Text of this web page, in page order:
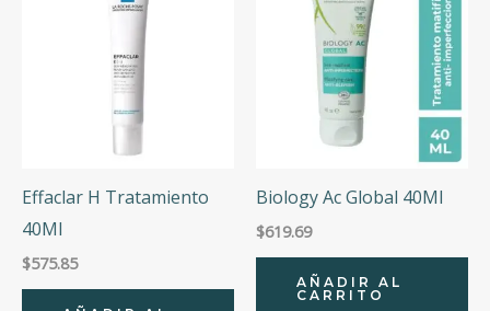
Effaclar H Tratamiento
40Ml
$575.85
Biology Ac Global 40Ml
$619.69
AÑADIR AL
CARRITO